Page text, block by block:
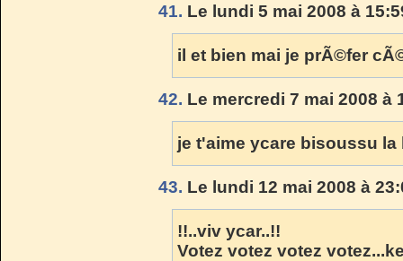
41. Le lundi 5 mai 2008 à
il et bien mai je prÃ©fer
42. Le mercredi 7 mai 2008 à
je t'aime ycare bisoussu
43. Le lundi 12 mai 2008 à
!!..viv ycar..!!
Votez votez votez